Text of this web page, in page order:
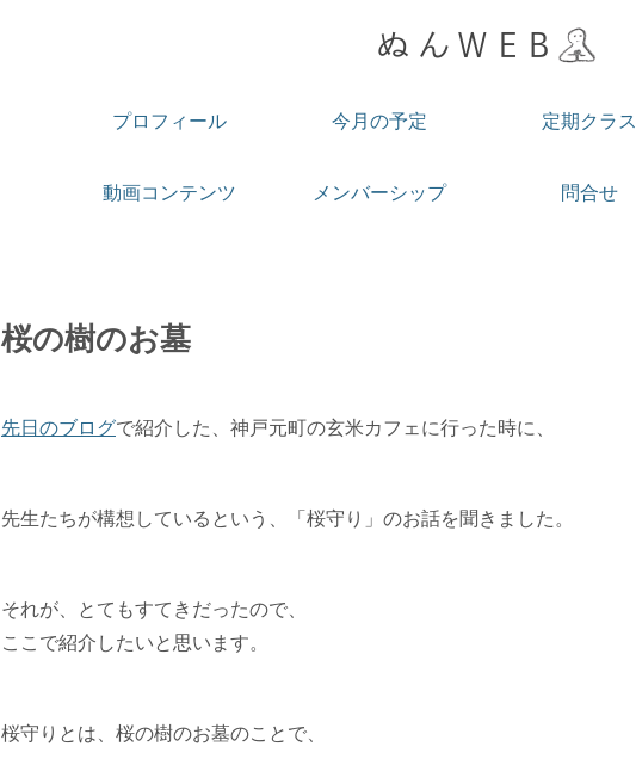
プロフィール 今月の予定 定期クラス
動画コンテンツ メンバーシップ 問合せ
桜の樹のお墓
先日のブログで紹介した、神戸元町の玄米カフェに行った時に、
先生たちが構想しているという、「桜守り」のお話を聞きました。
それが、とてもすてきだったので、
ここで紹介したいと思います。
桜守りとは、桜の樹のお墓のことで、